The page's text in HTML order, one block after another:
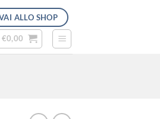
ALLO SHOP
€0,00